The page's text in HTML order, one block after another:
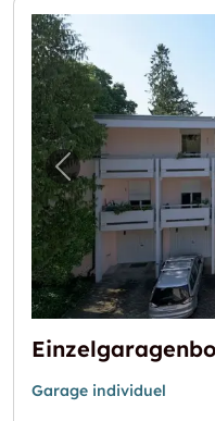
Image
Garage individuel